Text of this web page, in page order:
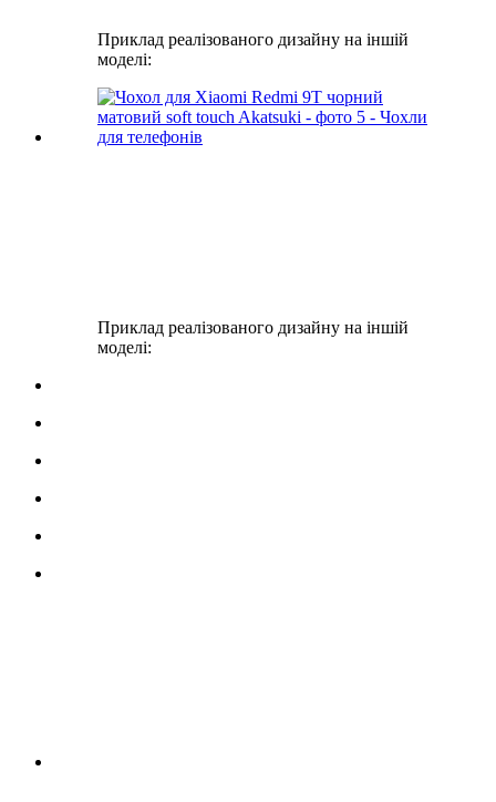
Приклад реалізованого дизайну на іншій
моделі:
Приклад реалізованого дизайну на іншій
моделі: